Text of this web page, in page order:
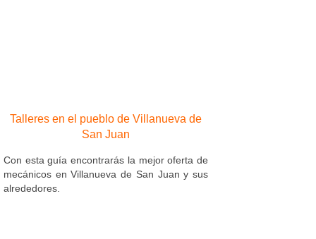
Talleres en el pueblo de Villanueva de
San Juan
Con esta guía encontrarás la mejor oferta de
mecánicos en Villanueva de San Juan y sus
alrededores.